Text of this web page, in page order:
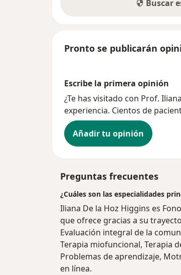
Buscar
Pronto se publicarán
Escribe la primera opinión
¿Te has visitado con Prof.
experiencia. Cientos de
Añadir tu opinión
Preguntas frecuentes
¿Cuáles son las especialidades
Iliana De la Hoz Higgins es
que ofrece gracias a su
Evaluación integral de la
Terapia miofuncional, Terapia
Problemas de aprendizaje,
en línea.